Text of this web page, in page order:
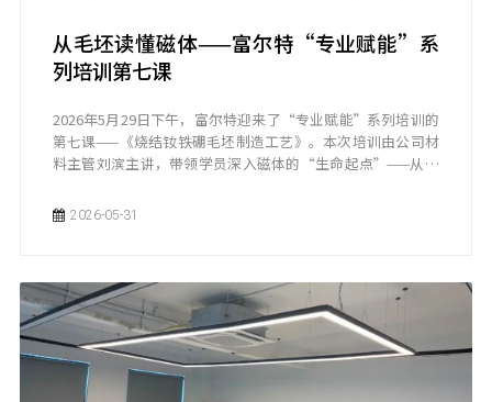
从毛坯读懂磁体——富尔特“专业赋能”系
列培训第七课
2026年5月29日下午，富尔特迎来了“专业赋能”系列培训的
第七课——《烧结钕铁硼毛坯制造工艺》。本次培训由公司材
料主管刘滨主讲，带领学员深入磁体的“生命起点”——从原
2026-05-31